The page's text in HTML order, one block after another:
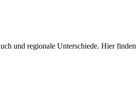
und regionale Unterschiede. Hier